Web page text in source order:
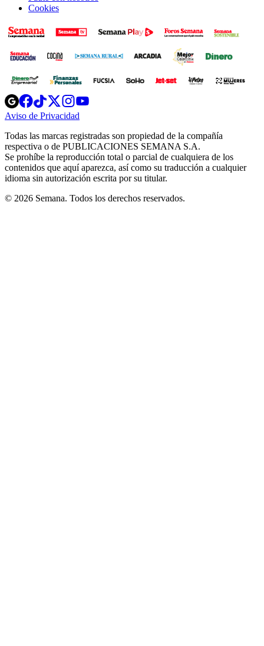
Cookies
Opens
in
new
Opens
in
new
Opens
in
new
window
Opens
new
windowwindow
Aviso de Privacidad
new
window
Todas las marcas registradas son propiedad de la compañía
respectiva o de PUBLICACIONES SEMANA S.A.
Se prohíbe la reproducción total o parcial de cualquiera de los
contenidos que aquí aparezca, así como su traducción a cualquier
idioma sin autorización escrita por su titular.
© 2026 Semana. Todos los derechos reservados.